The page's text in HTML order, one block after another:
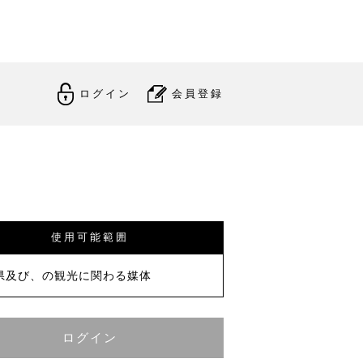
ログイン 会員登録
使用可能範囲
及び、の観光に関わる媒体
ログイン